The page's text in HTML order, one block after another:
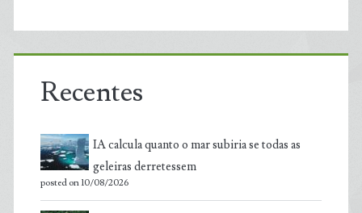
Recentes
IA calcula quanto o mar subiria se todas as
geleiras derretessem
posted on 10/08/2026